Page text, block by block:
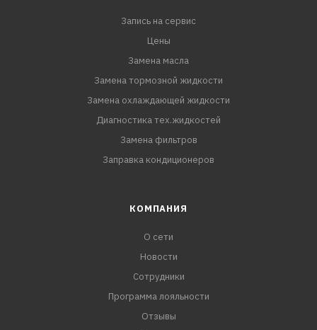
Запись на сервис
Цены
Замена масла
Замена тормозной жидкости
Замена охлаждающей жидкости
Диагностика тех.жидкостей
Замена фильтров
Заправка кондиционеров
КОМПАНИЯ
О сети
Новости
Сотрудники
Программа лояльности
Отзывы